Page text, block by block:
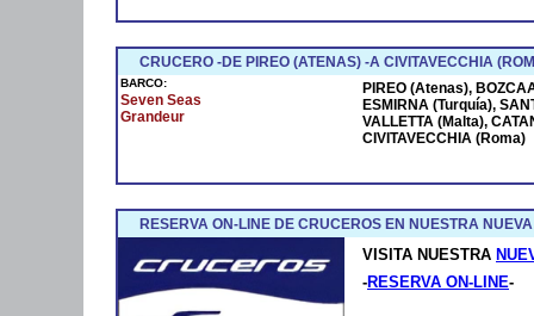
CRUCERO -DE PIREO (ATENAS) -A CIVITAVECCHIA
BARCO:
Seven Seas
Grandeur
PIREO (Atenas),
ESMIRNA (Turquía),
VALLETTA (Malta),
CIVITAVECCHIA (Roma)
RESERVA ON-LINE DE CRUCEROS EN NUESTRA
VISITA NUESTRA
-RESERVA ON-LINE-